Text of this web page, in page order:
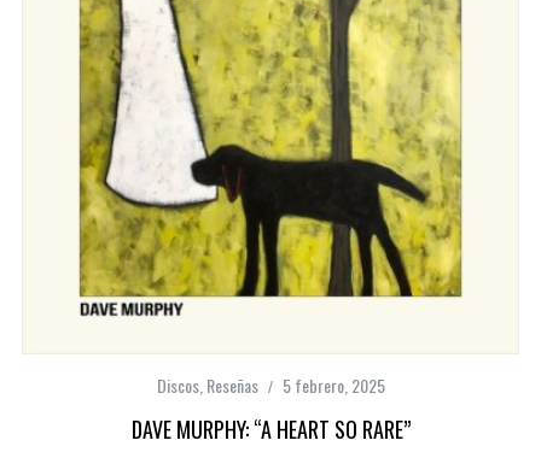
Discos, Reseñas 5 febrero, 2025
DAVE MURPHY: “A HEART SO RARE”